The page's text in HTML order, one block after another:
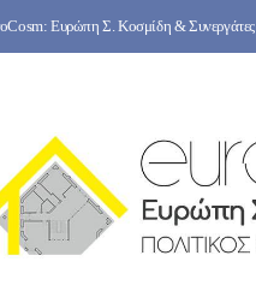
Ευρώπη Σ. Κοσμίδη & Συνεργάτες